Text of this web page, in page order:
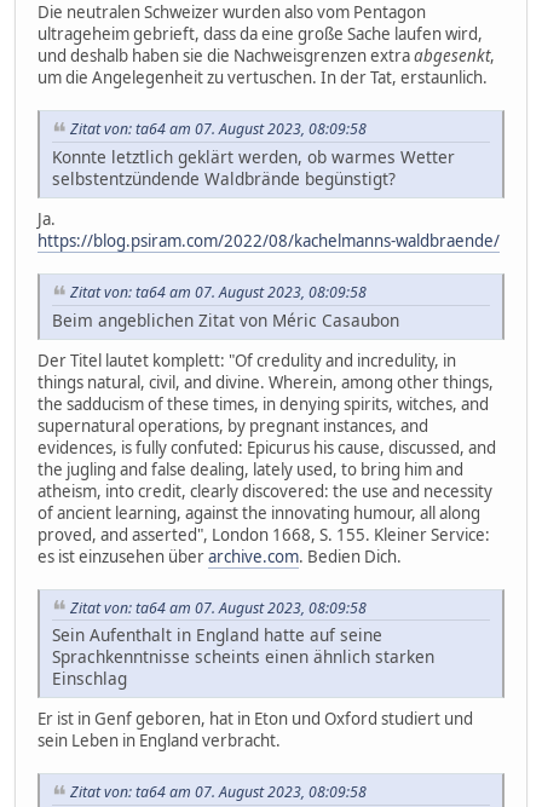
Die neutralen Schweizer wurden also vom Pentagon
ultrageheim gebrieft, dass da eine große Sache laufen wird,
und deshalb haben sie die Nachweisgrenzen extraabgesenkt,
um die Angelegenheit zu vertuschen. In der Tat, erstaunlich.
Zitat von: ta64 am 07. August 2023, 08:09:58
Konnte letztlich geklärt werden, ob warmes Wetter
selbstentzündende Waldbrände begünstigt?
Ja.
https://blog.psiram.com/2022/08/kachelmanns-waldbraende/
Zitat von: ta64 am 07. August 2023, 08:09:58
Beim angeblichen Zitat von Méric Casaubon
Der Titel lautet komplett: "Of credulity and incredulity, in
things natural, civil, and divine. Wherein, among other things,
the sadducism of these times, in denying spirits, witches, and
supernatural operations, by pregnant instances, and
evidences, is fully confuted: Epicurus his cause, discussed, and
the jugling and false dealing, lately used, to bring him and
atheism, into credit, clearly discovered: the use and necessity
of ancient learning, against the innovating humour, all along
proved, and asserted", London 1668, S. 155. Kleiner Service:
es ist einzusehen überarchive.com. Bedien Dich.
Zitat von: ta64 am 07. August 2023, 08:09:58
Sein Aufenthalt in England hatte auf seine
Sprachkenntnisse scheints einen ähnlich starken
Einschlag
Er ist in Genf geboren, hat in Eton und Oxford studiert und
sein Leben in England verbracht.
Zitat von: ta64 am 07. August 2023, 08:09:58